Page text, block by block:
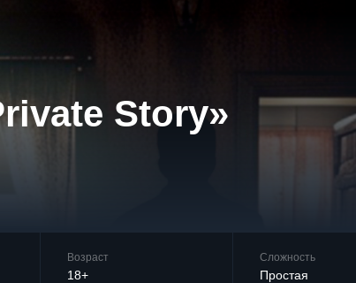
Story»
Возраст
18+
Сложность
Простая